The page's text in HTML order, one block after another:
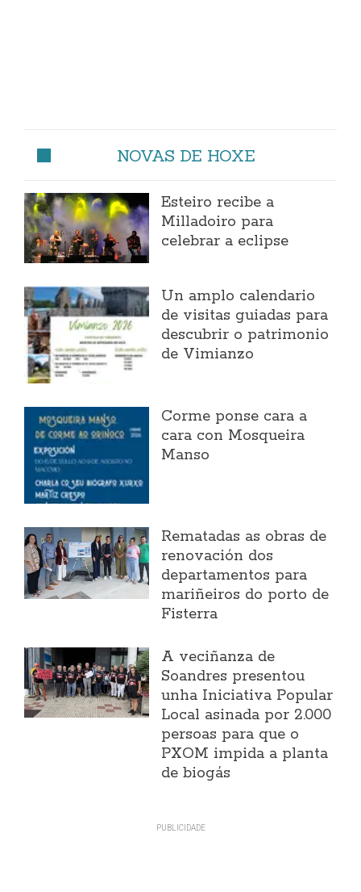
NOVAS DE HOXE
Esteiro recibe a
Milladoiro para
celebrar a eclipse
Un amplo calendario
de visitas guiadas para
descubrir o patrimonio
de Vimianzo
Corme ponse cara a
cara con Mosqueira
Manso
Rematadas as obras de
renovación dos
departamentos para
mariñeiros do porto de
Fisterra
A veciñanza de
Soandres presentou
unha Iniciativa Popular
Local asinada por 2.000
persoas para que o
PXOM impida a planta
de biogás